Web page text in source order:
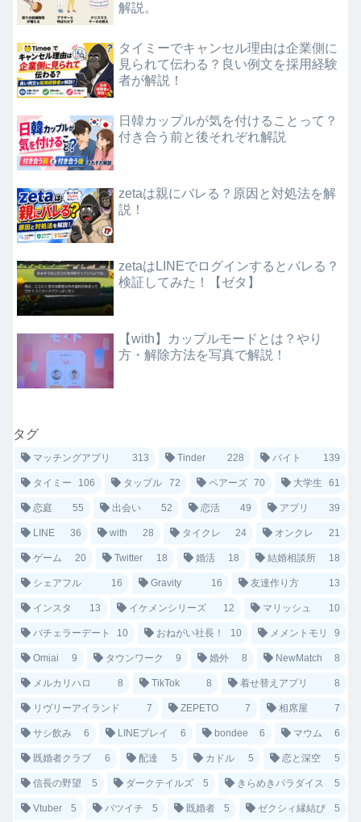
解説。
タイミーでキャンセル理由は企業側に
見られて伝わる？良い例文を採用経験
者が解説！
日韓カップルが気を付けることって？
付き合う前と後それぞれ解説
zetaは親にバレる？原因と対処法を解
説！
zetaはLINEでログインするとバレる？
検証してみた！【ゼタ】
【with】カップルモードとは？やり
方・解除方法を写真で解説！
タグ
マッチングアプリ 313 Tinder 228 バイト 139
タイミー 106 タップル 72 ペアーズ 70 大学生 61
恋庭 55 出会い 52 恋活 49 アプリ 39
LINE 36 with 28 タイクレ 24 オンクレ 21
ゲーム 20 Twitter 18 婚活 18 結婚相談所 18
シェアフル 16 Gravity 16 友達作り方 13
インスタ 13 イケメンシリーズ 12 マリッシュ 10
バチェラーデート 10 おねがい社長！ 10 メメントモリ 9
Omiai 9 タウンワーク 9 婚外 8 NewMatch 8
メルカリハロ 8 TikTok 8 着せ替えアプリ 8
リヴリーアイランド 7 ZEPETO 7 相席屋 7
サシ飲み 6 LINEプレイ 6 bondee 6 マウム 6
既婚者クラブ 6 配達 5 カドル 5 恋と深空 5
信長の野望 5 ダークテイルズ 5 きらめきパラダイス 5
Vtuber 5 バツイチ 5 既婚者 5 ゼクシィ縁結び 5